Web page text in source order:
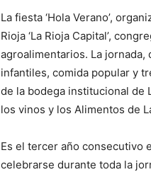
La fiesta ‘Hola Verano’,
Rioja ‘La Rioja Capital’,
agroalimentarios. La
infantiles, comida popular y
de la bodega institucional de
los vinos y los Alimentos de
Es el tercer año consecutivo
celebrarse durante toda la